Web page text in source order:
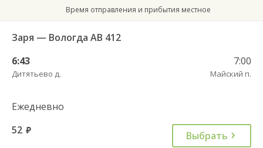
Время отправления и прибытия местное
Заря — Вологда АВ 412
6:43
Дитятьево д.
7:00
Майский п.
Ежедневно
52 руб. Выбрать